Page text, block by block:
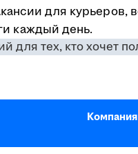
для курьеров,
каждый день.
Компания